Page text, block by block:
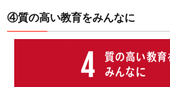
ードゲ
「2030
④質の高い教育をみんなに